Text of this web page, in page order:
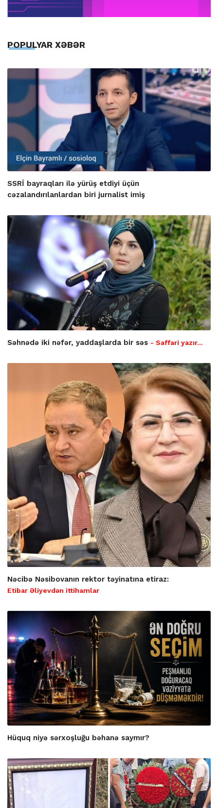
POPULYAR XƏBƏR
SSRİ bayraqları ilə yürüş etdiyi üçün
cəzalandırılanlardan biri jurnalist imiş
Səhnədə iki nəfər, yaddaşlarda bir səs - Saffari yazır…
Nəcibə Nəsibovanın rektor təyinatına etiraz:
Etibar Əliyevdən ittihamlar
Hüquq niyə sərxoşluğu bəhanə saymır?